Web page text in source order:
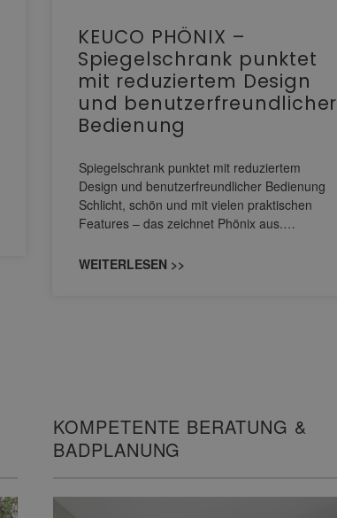
KEUCO PHÖNIX –
Spiegelschrank punktet
mit reduziertem Design
und benutzerfreundlicher
Bedienung
Spiegelschrank punktet mit reduziertem
Design und benutzerfreundlicher Bedienung
Schlicht, schön und mit vielen praktischen
Features – das zeichnet Phönix aus.…
WEITERLESEN >>
KOMPETENTE BERATUNG &
BADPLANUNG